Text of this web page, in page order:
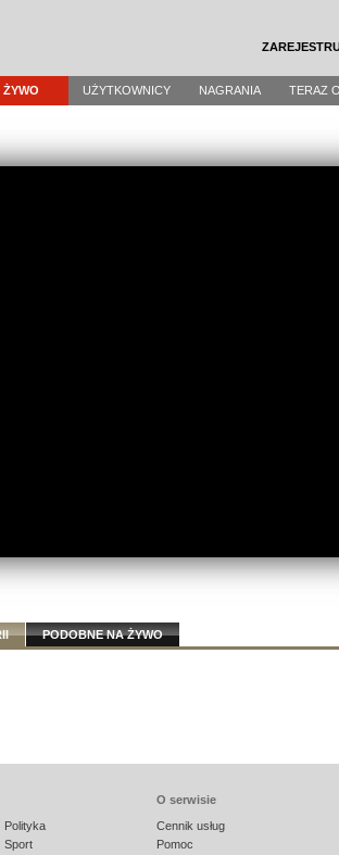
ŻYWO UŻYTKOWNICY NAGRANIA TERAZ
PODOBNE NA ŻYWO
Polityka
Sport
O serwisie
Cennik usług
Pomoc